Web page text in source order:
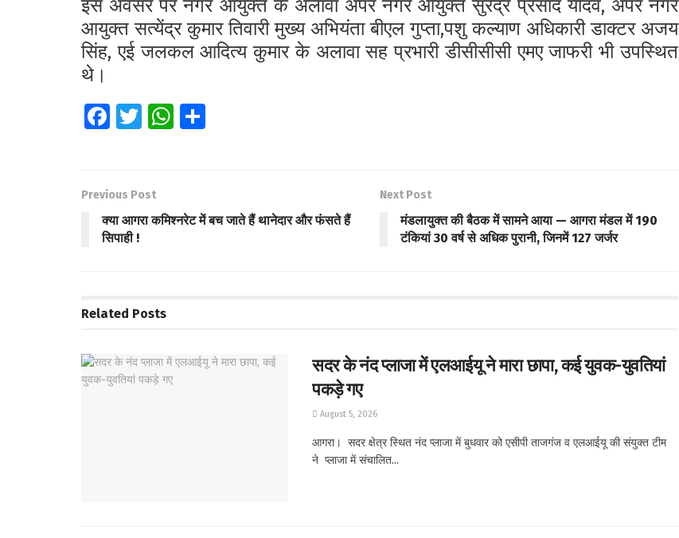
इस अवसर पर नगर आयुक्त के अलावा अपर नगर आयुक्त सुरेंद्र प्रसाद यादव, अपर नगर
आयुक्त सत्येंद्र कुमार तिवारी मुख्य अभियंता बीएल गुप्ता,पशु कल्याण अधिकारी डाक्टर अजय
सिंह, एई जलकल आदित्य कुमार के अलावा सह प्रभारी डीसीसीसी एमए जाफरी भी उपस्थित
थे।
Fa
o
o
k
T
er
W
A
Previous Post
क्या आगरा कमिश्नरेट में बच जाते हैं थानेदार और फंसते हैं
सिपाही !
Next Post
मंडलायुक्त की बैठक में सामने आया — आगरा मंडल में 190
टंकियां 30 वर्ष से अधिक पुरानी, जिनमें 127 जर्जर
Related Posts
सदर के नंद प्लाजा में एलआईयू ने मारा छापा, कई युवक-युवतियां
पकड़े गए
August 5, 2026
आगरा। सदर क्षेत्र स्थित नंद प्लाजा में बुधवार को एसीपी ताजगंज व एलआईयू की संयुक्त टीम
ने प्लाजा में संचालित...